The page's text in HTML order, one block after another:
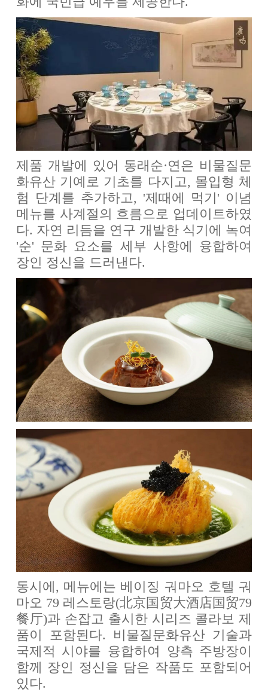
제품 개발에 있어 동래순·연은 비물질문
화유산 기예로 기초를 다지고, 몰입형 체
험 단계를 추가하고, '제때에 먹기' 이념
메뉴를 사계절의 흐름으로 업데이트하였
다. 자연 리듬을 연구 개발한 식기에 녹여
'순' 문화 요소를 세부 사항에 융합하여
장인 정신을 드러낸다.
동시에, 메뉴에는 베이징 궈마오 호텔 궈
마오 79 레스토랑(北京国贸大酒店国贸79
餐厅)과 손잡고 출시한 시리즈 콜라보 제
품이 포함된다. 비물질문화유산 기술과
국제적 시야를 융합하여 양측 주방장이
함께 장인 정신을 담은 작품도 포함되어
있다.